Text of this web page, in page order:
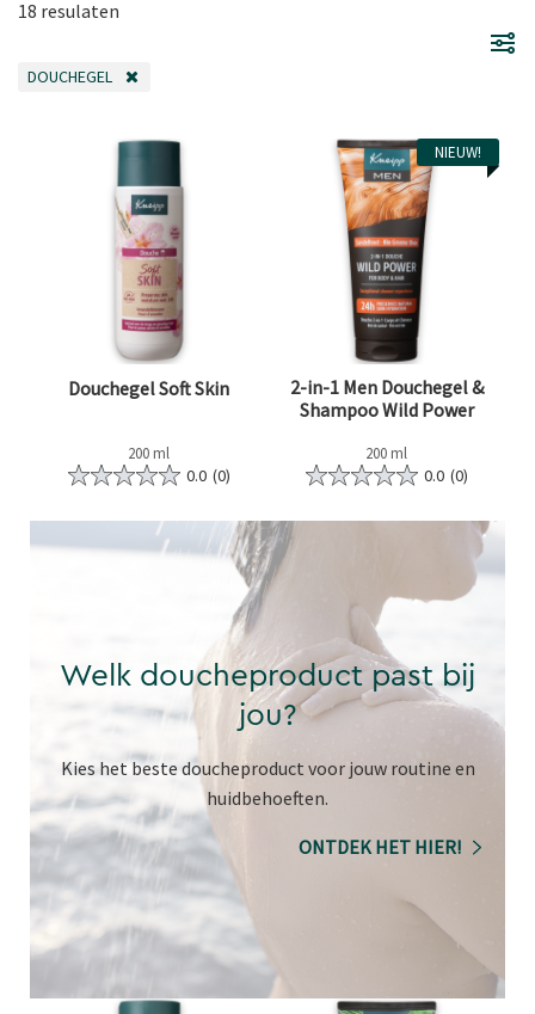
18 resulaten
DOUCHEGEL
Douchegel Soft Skin
200 ml
0.0 (0)
NIEUW!
2-in-1 Men Douchegel &
Shampoo Wild Power
200 ml
0.0 (0)
Welk doucheproduct past bij
jou?
Kies het beste doucheproduct voor jouw routine en
huidbehoeften.
ONTDEK HET HIER!